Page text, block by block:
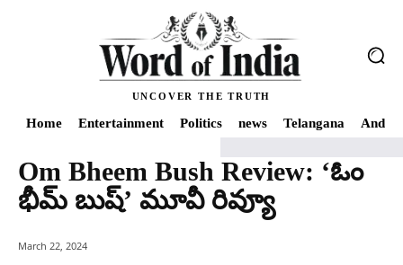
UNCOVER THE TRUTH
Home Entertainment Politics news Telangana
Home Om Bheem Bush Review: ‘ఓం భీమ్‌ బుష్‌’ మూవీ రివ్యూ
Om Bheem Bush Review: ‘ఓం
భీమ్‌ బుష్‌’ మూవీ రివ్యూ
March 22, 2024